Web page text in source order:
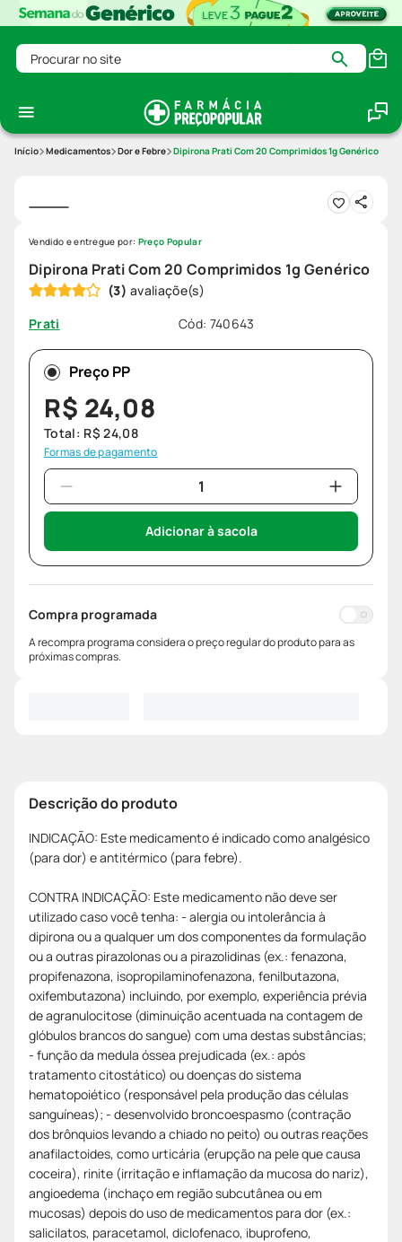
Procurar no site
Medicamentos Dor e Febre Dipirona Prati Com 20 Comprimidos 1g Genérico
Dipirona Prati Com 20 Comprimidos 1g Genérico
(3)
Prati
Cód: 740643
Vendido e entregue por: Preço Popular
Preço PP
R$ 24,08
Total: R$ 24,08
Formas de pagamento
Adicionar à sacola
Compra programada
A recompra programa considera o preço regular do produto para as
próximas compras.
Descrição do produto
INDICAÇÃO: Este medicamento é indicado como analgésico
(para dor) e antitérmico (para febre).
CONTRA INDICAÇÃO: Este medicamento não deve ser
utilizado caso você tenha: - alergia ou intolerância à
dipirona ou a qualquer um dos componentes da formulação
ou a outras pirazolonas ou a pirazolidinas (ex.: fenazona,
propifenazona, isopropilaminofenazona, fenilbutazona,
oxifembutazona) incluindo, por exemplo, experiência prévia
de agranulocitose (diminuição acentuada na contagem de
glóbulos brancos do sangue) com uma destas substâncias;
- função da medula óssea prejudicada (ex.: após
tratamento citostático) ou doenças do sistema
hematopoiético (responsável pela produção das células
sanguíneas); - desenvolvido broncoespasmo (contração
dos brônquios levando a chiado no peito) ou outras reações
anafilactoides, como urticária (erupção na pele que causa
coceira), rinite (irritação e inflamação da mucosa do nariz),
angioedema (inchaço em região subcutânea ou em
mucosas) depois do uso de medicamentos para dor (ex.:
salicilatos, paracetamol, diclofenaco, ibuprofeno,